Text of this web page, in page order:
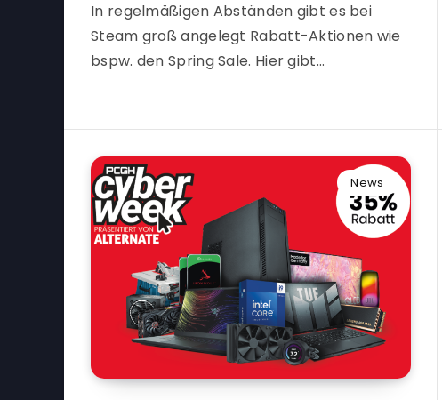
In regelmäßigen Abständen gibt es bei
Steam groß angelegt Rabatt-Aktionen wie
bspw. den Spring Sale. Hier gibt…
News